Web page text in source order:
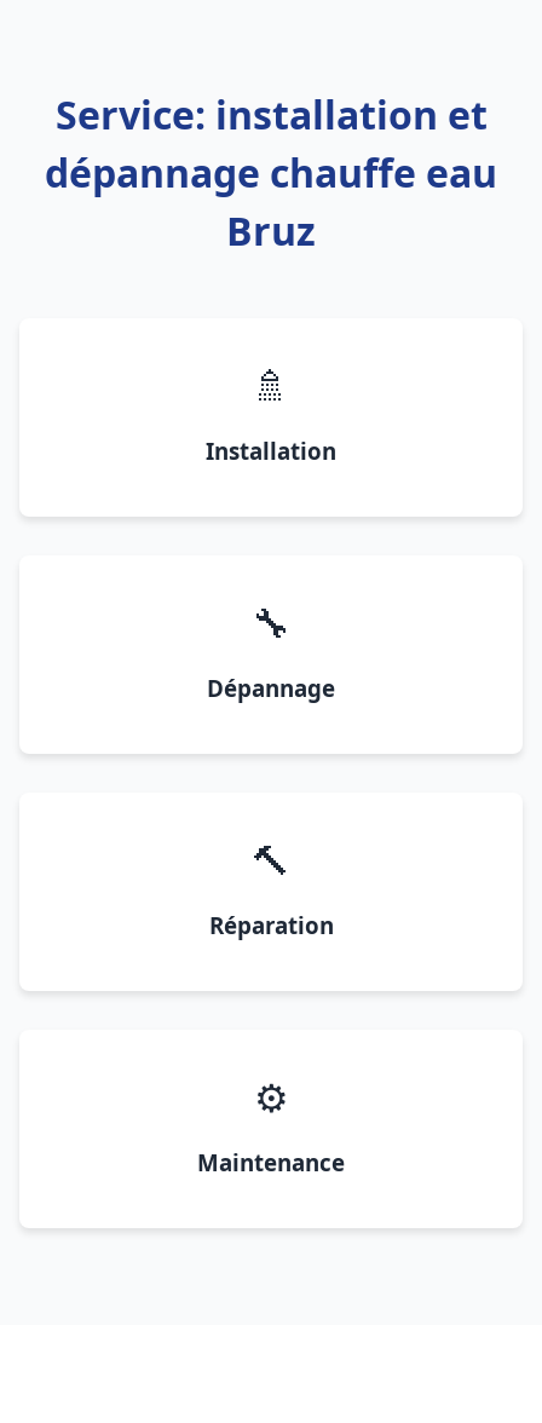
Service: installation et
dépannage chauffe eau
Bruz
🚿
Installation
🔧
Dépannage
🔨
Réparation
⚙️
Maintenance